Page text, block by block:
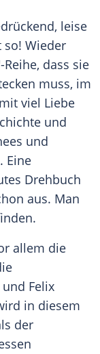
leise
so! Wieder
Reihe, dass sie
muss, im
viel Liebe
und
und
Eine
Drehbuch
aus. Man
allem die
und Felix
in diesem
der